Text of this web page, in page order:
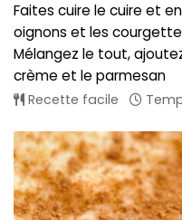
Faites cuire le cuire et
oignons et les
Mélangez le tout,
crème et le parmesan
Recette facile